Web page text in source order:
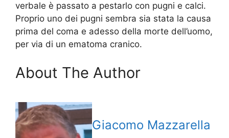
verbale è passato a pestarlo con pugni e calci.
Proprio uno dei pugni sembra sia stata la causa
prima del coma e adesso della morte dell’uomo,
per via di un ematoma cranico.
About The Author
Giacomo Mazzarella